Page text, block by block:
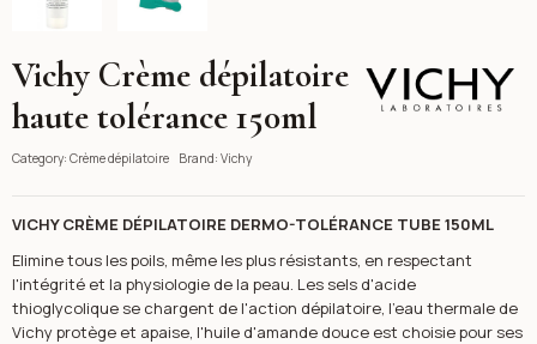
Vichy
Vichy Crème dépilatoire
haute tolérance 150ml
Category: Crème dépilatoire Brand: Vichy
VICHY CRÈME DÉPILATOIRE DERMO-TOLÉRANCE TUBE 150ML
Elimine tous les poils, même les plus résistants, en respectant
l'intégrité et la physiologie de la peau. Les sels d'acide
thioglycolique se chargent de l'action dépilatoire, l'eau thermale de
Vichy protège et apaise, l'huile d'amande douce est choisie pour ses